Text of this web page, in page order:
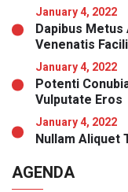
January 4, 2022
Dapibus
Venenatis
January 4, 2022
Potenti
Vulputate Eros
January 4, 2022
Nullam Aliquet
AGENDA